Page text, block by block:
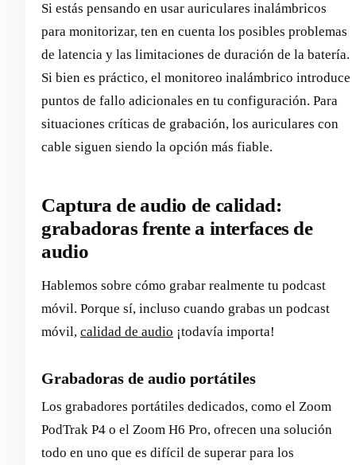
Si estás pensando en usar auriculares inalámbricos
para monitorizar, ten en cuenta los posibles problemas
de latencia y las limitaciones de duración de la batería.
Si bien es práctico, el monitoreo inalámbrico introduce
puntos de fallo adicionales en tu configuración. Para
situaciones críticas de grabación, los auriculares con
cable siguen siendo la opción más fiable.
Captura de audio de calidad:
grabadoras frente a interfaces de
audio
Hablemos sobre cómo grabar realmente tu podcast
móvil. Porque sí, incluso cuando grabas un podcast
móvil, calidad de audio ¡todavía importa!
Grabadoras de audio portátiles
Los grabadores portátiles dedicados, como el Zoom
PodTrak P4 o el Zoom H6 Pro, ofrecen una solución
todo en uno que es difícil de superar para los